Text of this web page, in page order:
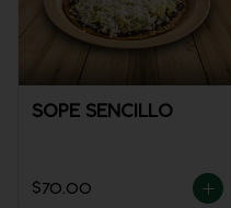
SOPE SENCILLO
$70.00